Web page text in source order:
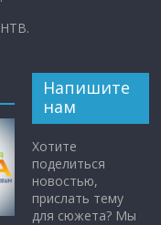
Напишите
нам
Хотите
поделиться
новостью,
прислать тему
для сюжета? Мы